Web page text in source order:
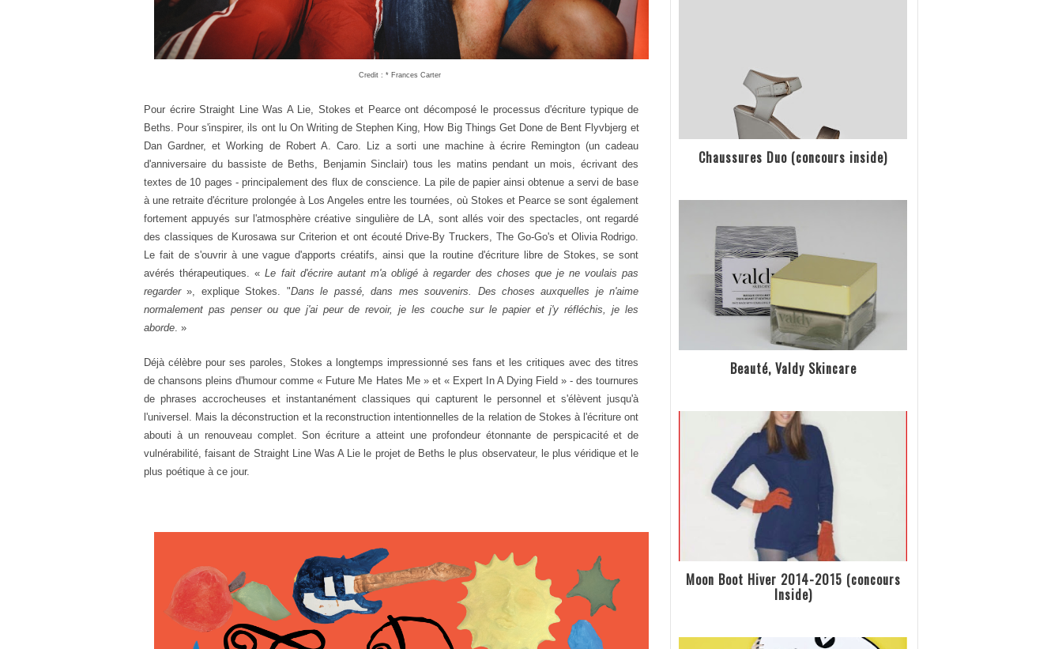
Credit : * Frances Carter
Pour écrire Straight Line Was A Lie,
Stokes et Pearce ont décomposé le processus d'écriture typique de
Beths
Pour s'inspirer, ils ont lu On Writing de Stephen King, How Big Things Get Done de Bent Flyvbjerg et
Dan Gardner, et Working de Robert A. Caro. Liz a sorti une machine à écrire Remington (un cadeau
d'anniversaire du bassiste de Beths , Benjamin Sinclair) tous les matins pendant un mois, écrivant des
textes de 10 pages - principalement des flux de conscience. La pile de papier ainsi obtenue a servi de base
à une retraite d'écriture prolongée à Los Angeles entre les tournées, où Stokes et Pearce se sont également
fortement appuyés sur l'atmosphère créative singulière de LA, sont allés voir des spectacles, ont regardé
des classiques de Kurosawa sur Criterion et ont écouté Drive-By Truckers, The Go-Go's et Olivia Rodrigo.
Le fait de s'ouvrir à une vague d'apports créatifs, ainsi que la routine d'écriture libre de Stokes, se sont
avérés thérapeutiques. « Le fait d'écrire autant m'a obligé à regarder des choses que je ne voulais pas
regarder », explique Stokes. "Dans le passé, dans mes souvenirs. Des choses auxquelles je n'aime
normalement pas penser ou que j'ai peur de revoir, je les couche sur le papier et j'y réfléchis, je les
aborde . »
Déjà célèbre pour ses paroles, Stokes a longtemps impressionné ses fans et les critiques avec des titres
de chansons pleins d'humour comme « Future Me Hates Me » et « Expert In A Dying Field » - des tournures
de phrases accrocheuses et instantanément classiques qui capturent le personnel et s'élèvent jusqu'à
l'universel. Mais la déconstruction et la reconstruction intentionnelles de la relation de Stokes à l'écriture ont
abouti à un renouveau complet. Son écriture a atteint une profondeur étonnante de perspicacité et de
vulnérabilité, faisant de Straight Line Was A Lie le projet de Beths le plus observateur, le plus véridique et le
plus poétique à ce jour.
Chaussures Duo (concours inside)
Beauté, Valdy Skincare
Moon Boot Hiver 2014-2015 (concours
Inside)